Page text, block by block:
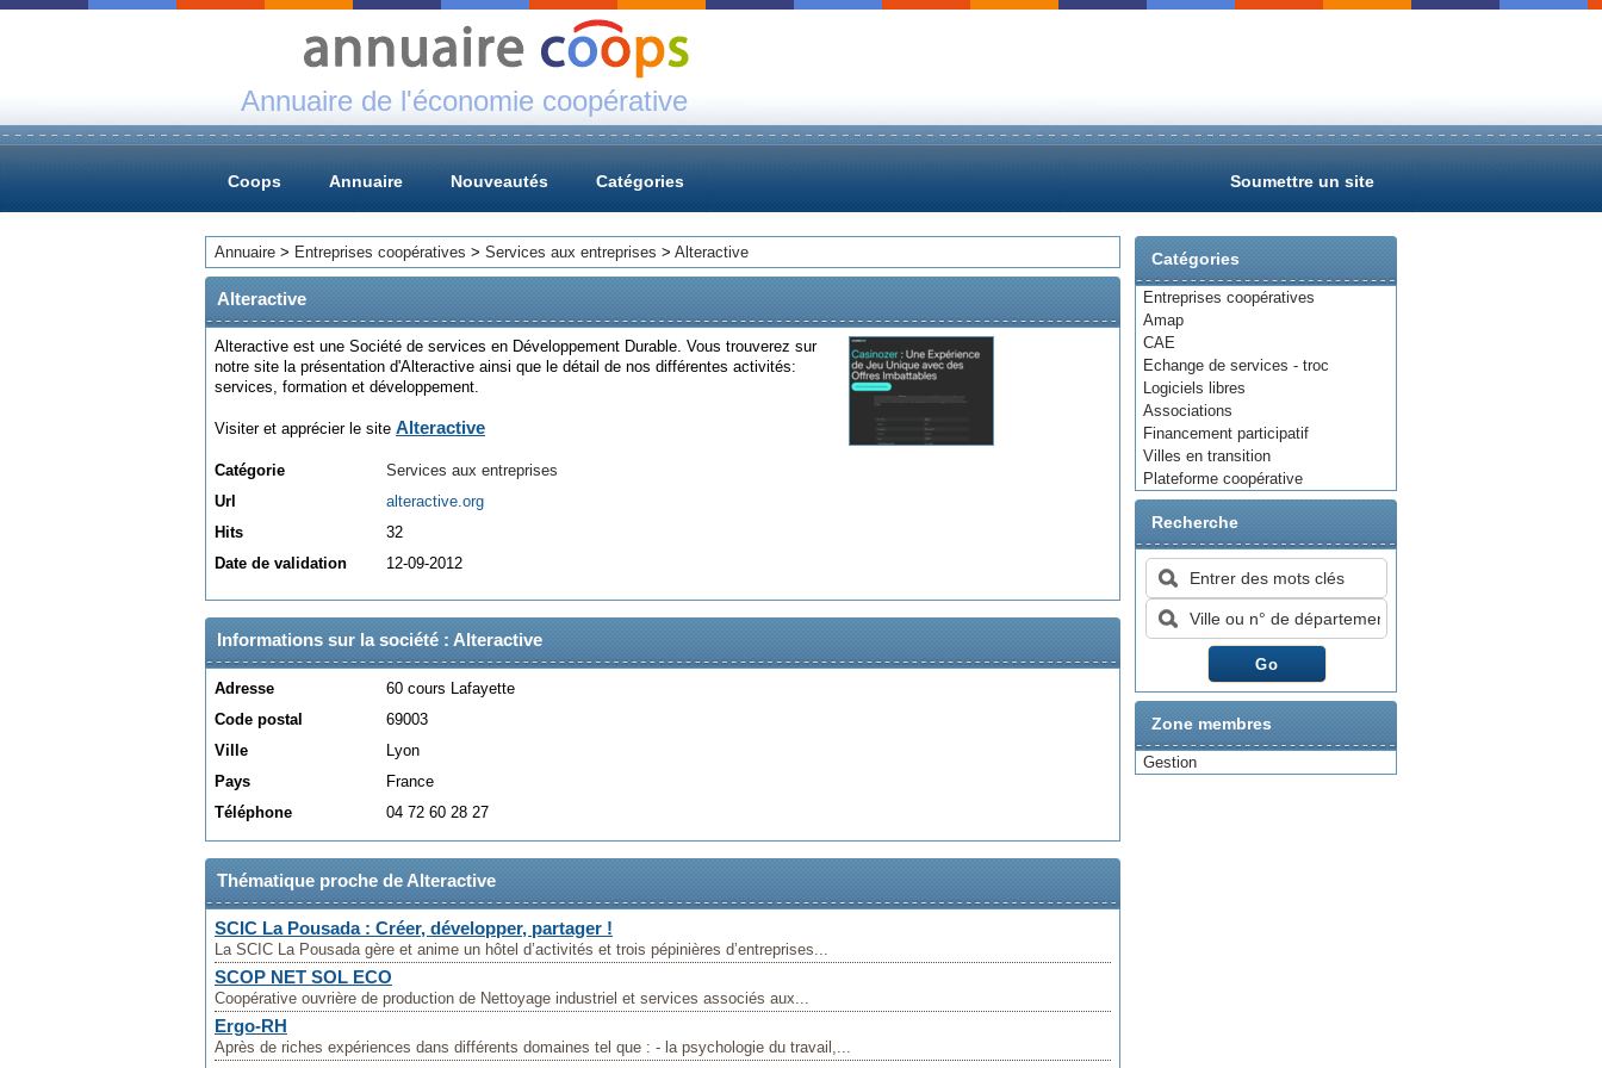
Annuaire de l'économie coopérative
Coops Annuaire Nouveautés Catégories Soumettre un site
Catégories
Entreprises coopératives
Amap
CAE
Echange de services - troc
Logiciels libres
Associations
Financement participatif
Villes en transition
Plateforme coopérative
Recherche
Zone membres
Gestion
Annuaire > Entreprises coopératives > Services aux entreprises > Alteractive
Alteractive
Alteractive est une Société de services en Développement Durable. Vous trouverez sur
notre site la présentation d'Alteractive ainsi que le détail de nos différentes activités:
services, formation et développement.
Visiter et apprécier le site Alteractive
Catégorie
Services aux entreprises
Url
alteractive.org
Hits
32
Date de validation
12-09-2012
Informations sur la société : Alteractive
Adresse
60 cours Lafayette
Code postal
69003
Ville
Lyon
Pays
France
Téléphone
04 72 60 28 27
Thématique proche de Alteractive
SCIC La Pousada : Créer, développer, partager !
La SCIC La Pousada gère et anime un hôtel d’activités et trois pépinières d’entreprises...
SCOP NET SOL ECO
Coopérative ouvrière de production de Nettoyage industriel et services associés aux...
Ergo-RH
Après de riches expériences dans différents domaines tel que : - la psychologie du travail,...